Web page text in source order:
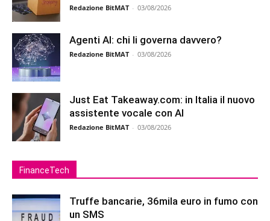
Redazione BitMAT - 03/08/2026
Agenti AI: chi li governa davvero?
Redazione BitMAT - 03/08/2026
Just Eat Takeaway.com: in Italia il nuovo
assistente vocale con AI
Redazione BitMAT - 03/08/2026
FinanceTech
Truffe bancarie, 36mila euro in fumo con
un SMS